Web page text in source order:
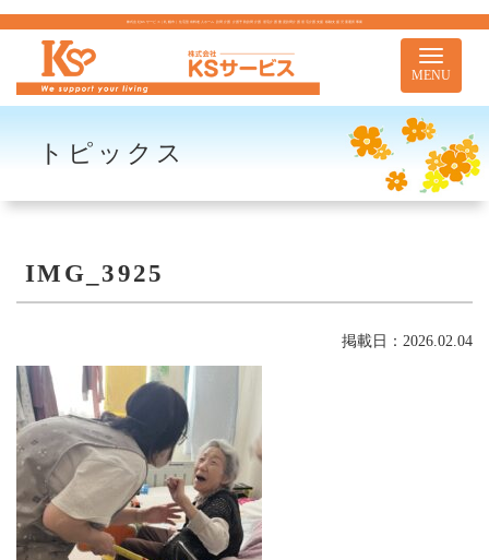
株式会社KSサービス｜札幌市｜住宅型有料老人ホーム 訪問介護 介護予防訪問介護 居宅介護 重度訪問介護 居宅介護支援 移動支援 児童通所事業
Toggle
MENU
トピックス
IMG_3925
掲載日：2026.02.04